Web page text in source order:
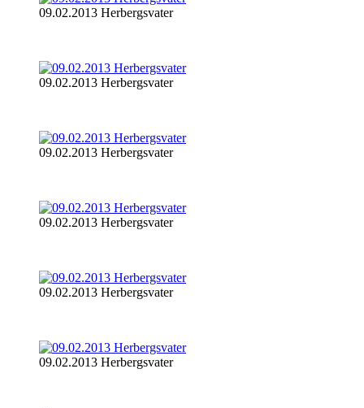
09.02.2013 Herbergsvater
09.02.2013 Herbergsvater
09.02.2013 Herbergsvater
09.02.2013 Herbergsvater
09.02.2013 Herbergsvater
09.02.2013 Herbergsvater